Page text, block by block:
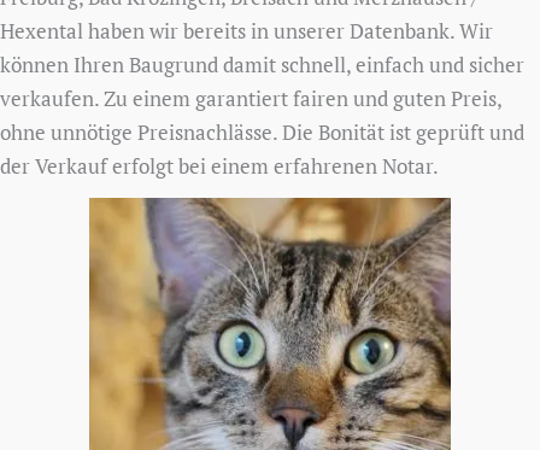
Hexental haben wir bereits in unserer Datenbank. Wir
können Ihren Baugrund damit schnell, einfach und sicher
verkaufen. Zu einem garantiert fairen und guten Preis,
ohne unnötige Preisnachlässe. Die Bonität ist geprüft und
der Verkauf erfolgt bei einem erfahrenen Notar.